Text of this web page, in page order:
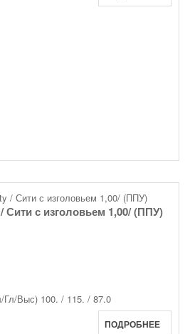
Сити с изголовьем 1,00/ (ППУ)
Гл/Выс) 100. / 115. / 87.0
ПОДРОБНЕЕ